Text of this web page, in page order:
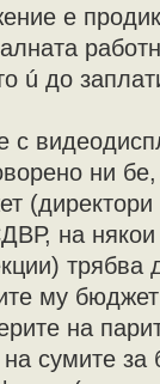
е
ú до
с
ни бе,
на
му
на
сумите за